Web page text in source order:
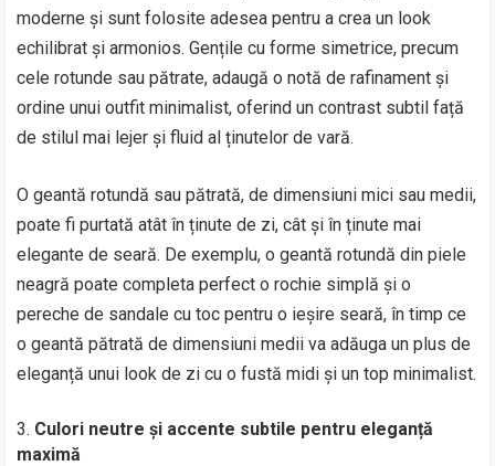
moderne și sunt folosite adesea pentru a crea un look
echilibrat și armonios. Gențile cu forme simetrice, precum
cele rotunde sau pătrate, adaugă o notă de rafinament și
ordine unui outfit minimalist, oferind un contrast subtil față
de stilul mai lejer și fluid al ținutelor de vară.
O geantă rotundă sau pătrată, de dimensiuni mici sau medii,
poate fi purtată atât în ținute de zi, cât și în ținute mai
elegante de seară. De exemplu, o geantă rotundă din piele
neagră poate completa perfect o rochie simplă și o
pereche de sandale cu toc pentru o ieșire seară, în timp ce
o geantă pătrată de dimensiuni medii va adăuga un plus de
eleganță unui look de zi cu o fustă midi și un top minimalist.
Culori neutre și accente subtile pentru eleganță
maximă